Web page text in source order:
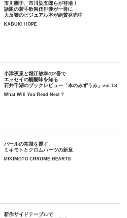
市川團子、市川染五郎らが登場！
話題の若手歌舞伎俳優が一冊に
大反響のビジュアル本が絶賛発売中
KABUKI HOPE
小津夜景と堀江敏幸の2冊で
エッセイの醍醐味を知る
石井千湖のブックレビュー「本のみずうみ」vol.18
What Will You Read Next ?
パールの常識を覆す
ミキモトとクロムハーツの新章
MIKIMOTO CHROME HEARTS
新作サイドテーブルで